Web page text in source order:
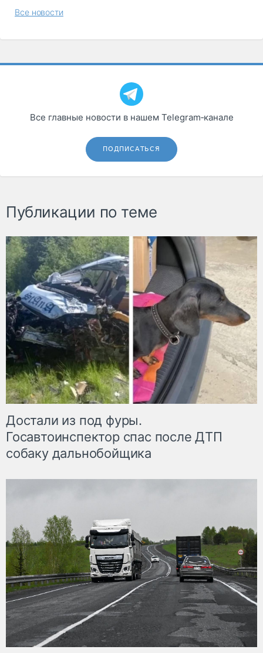
Все новости
Все главные новости в нашем Telegram‑канале
ПОДПИСАТЬСЯ
Публикации по теме
Достали из под фуры.
Госавтоинспектор спас после ДТП
собаку дальнобойщика